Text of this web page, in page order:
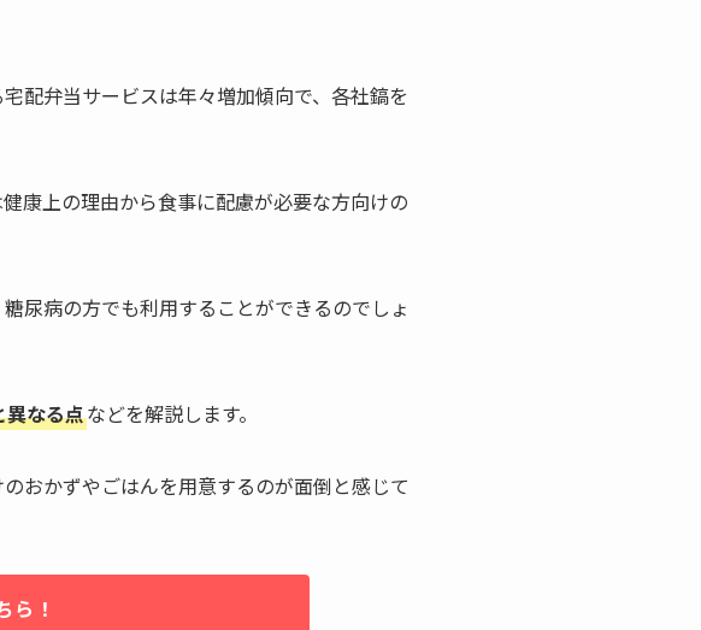
配弁当サービスは年々増加傾向で、各社鎬を
康上の理由から食事に配慮が必要な方向けの
尿病の方でも利用することができるのでしょ
異なる点などを解説します。
おかずやごはんを用意するのが面倒と感じて
ら！